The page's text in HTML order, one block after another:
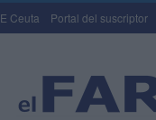
Ceuta Portal del suscriptor